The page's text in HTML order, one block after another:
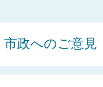
市政へのご意見